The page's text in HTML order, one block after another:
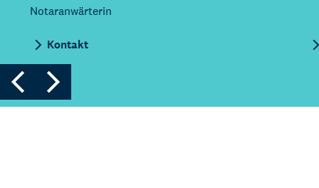
Notaranwärterin
Kontakt